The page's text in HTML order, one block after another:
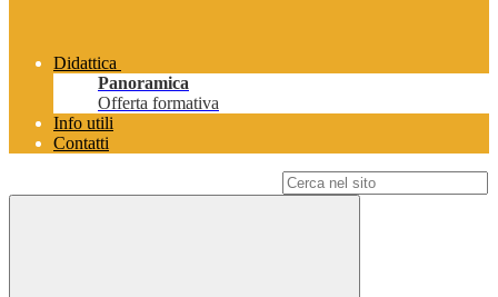
Didattica
Panoramica
Offerta formativa
Info utili
Contatti